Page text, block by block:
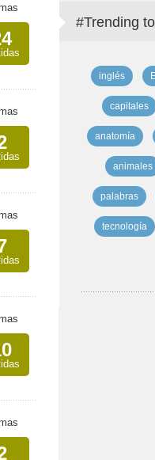
#Trending
inglés
capitales
anatomía
animales
palabras
tecnología